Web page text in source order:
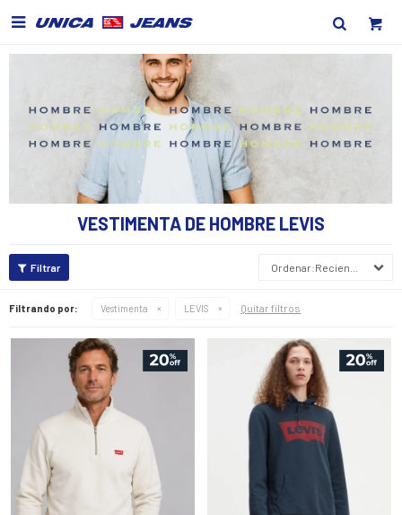

VESTIMENTA DE HOMBRE LEVIS
Recientes
Filtrando por: Vestimenta LEVIS Quitar filtros